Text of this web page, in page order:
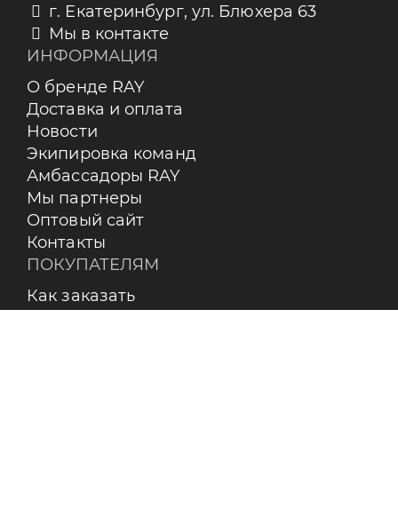
г. Екатеринбург, ул. Блюхера 63
Мы в контакте
ИНФОРМАЦИЯ
О бренде RAY
Доставка и оплата
Новости
Экипировка команд
Амбассадоры RAY
Мы партнеры
Оптовый сайт
Контакты
ПОКУПАТЕЛЯМ
Как заказать